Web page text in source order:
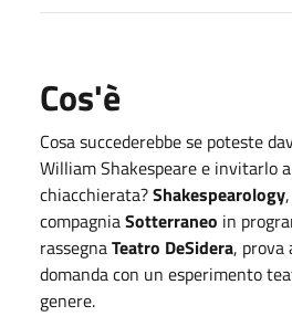
Cos'è
Cosa succederebbe se poteste
William Shakespeare e invitarlo
chiacchierata?Shakespearology
compagniaSotterraneo in
rassegnaTeatro DeSidera, prova
domanda con un esperimento
genere.